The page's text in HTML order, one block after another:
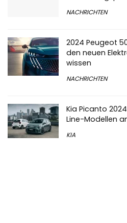
NACHRICHTEN
2024 Peugeot
den neuen
wissen
NACHRICHTEN
Kia Picanto
Line-Modellen
KIA